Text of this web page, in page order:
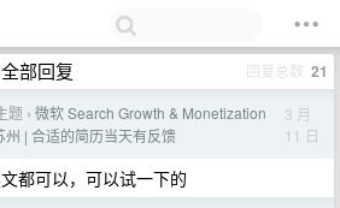
全部回复 回复总数 21
题 › 微软 Search Growth & Monetization
| 合适的简历当天有反馈
3 月
11 日
都可以，可以试一下的